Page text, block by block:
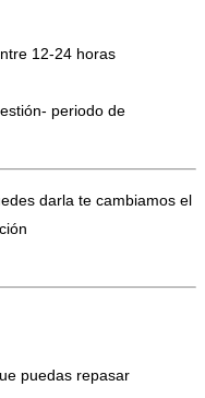
12-24 horas
periodo de
darla te cambiamos el
puedas repasar